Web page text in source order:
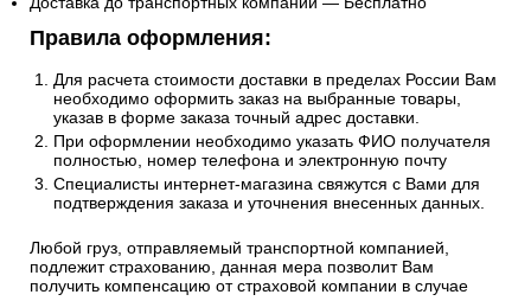
Правила оформления:
Для расчета стоимости доставки в пределах России Вам
необходимо оформить заказ на выбранные товары,
указав в форме заказа точный адрес доставки.
При оформлении необходимо указать ФИО получателя
полностью, номер телефона и электронную почту
Специалисты интернет-магазина свяжутся с Вами для
подтверждения заказа и уточнения внесенных данных.
Любой груз, отправляемый транспортной компанией,
подлежит страхованию, данная мера позволит Вам
получить компенсацию от страховой компании в случае